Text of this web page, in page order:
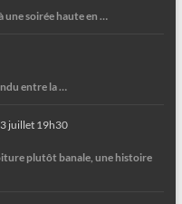
une soirée haute en …
entre la …
juillet 19h30
plutôt banale, une histoire